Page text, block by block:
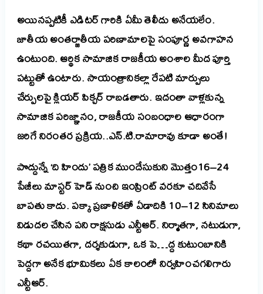
అయినప్పటికీ ఎడిటర్ గారికి ఏమీ తెలీదు అనేయలేం.
జాతీయ అంతర్జాతీయ పరిణామాలపై సంపూర్ణ అవగాహన
ఉంటుంది. ఆర్థిక సామాజిక రాజకీయ అంశాల మీద పూర్తి
పట్టుతో ఉంటారు. సాయంత్రానికల్లా రేపటి మార్పులు
చేర్పులపై క్లియర్ పిక్చర్ రాబడతారు. ఇదంతా వాళ్లకున్న
సామాజిక పరిజ్ఞానం, రాజకీయ సంబంధాల ఆధారంగా
జరిగే నిరంతర ప్రక్రియ..ఎన్.టి.రామారావు కూడా అంతే!
పొద్దున్నే ‘ది హిందు’ పత్రిక ముందేసుకుని మొత్తం16–24
పేజీలు మాస్టర్ హెడ్ నుంచి ఇంప్రింట్ వరకూ చదివేసే
బాపతు కాదు. పక్కా ప్రణాళికతో ఏడాదికి 10–12 సినిమాలు
విడుదల చేసిన పని రాక్షసుడు ఎన్టీఆర్. నిర్మాతగా, నటుడుగా,
కథా రచయితగా, దర్శకుడుగా, ఒక పె…ద్ద కుటుంబానికి
పెద్దగా అనేక భూమికలు ఏక కాలంలో నిర్వహించగలిగారు
ఎన్టీఆర్.